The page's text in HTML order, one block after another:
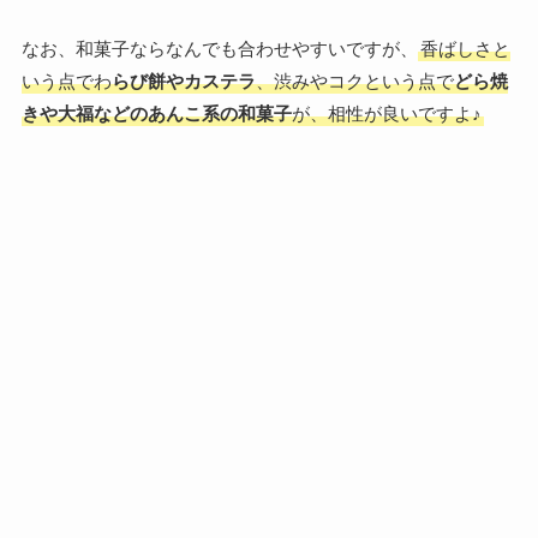
なお、和菓子ならなんでも合わせやすいですが、
香ばしさと
いう点でわらび餅やカステラ、渋みやコクという点でどら焼
きや大福などのあんこ系の和菓子が、相性が良いですよ♪